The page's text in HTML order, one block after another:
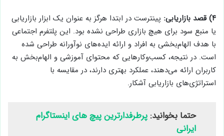
۴) قصد بازاریابی:
پینترست در ابتدا هرگز به عنوان یک ابزار بازاریابی
یا منبع سود برای هیچ بازاری طراحی نشده بود. این پلتفرم اجتماعی
با هدف الهام‌بخشی به افراد و ارائه ایده‌های نوآورانه طراحی شده
است. در نتیجه، کسب‌وکارهایی که محتوای آموزشی و الهام‌بخش به
کاربران ارائه می‌دهند، عملکرد بهتری دارند، در مقایسه با
استراتژی‌های بازاریابی آشکار.
حتما بخوانید: پرطرفدارترین پیچ های اینستاگرام
ایرانی